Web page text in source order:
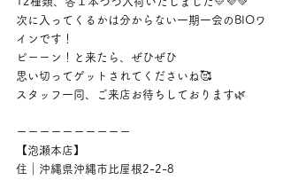
次に入ってくるかは分からない一期一会のBIOワ
インです！
ピーーン！と来たら、ぜひぜひ
思い切ってゲットされてくださいね🥰
スタッフ一同、ご来店お待ちしております🌿
ーーーーーーーーーー
【泡瀬本店】
住｜沖縄県沖縄市比屋根2-2-8